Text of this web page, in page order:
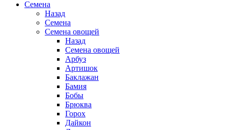
Семена
Назад
Семена
Семена овощей
Назад
Семена овощей
Арбуз
Артишок
Баклажан
Бамия
Бобы
Брюква
Горох
Дайкон